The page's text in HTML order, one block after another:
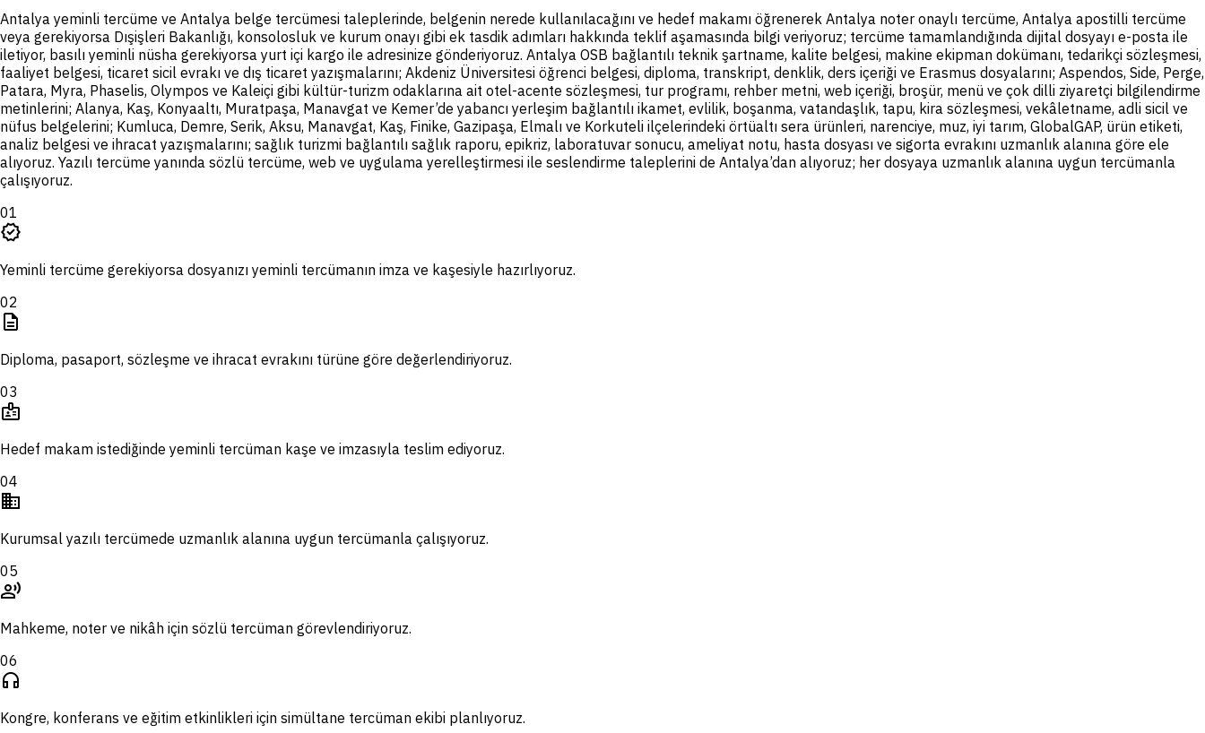
Antalya yeminli tercüme ve Antalya belge tercümesi taleplerinde, belgenin nerede kullanılacağını ve hedef makamı öğrenerek Antalya noter onaylı tercüme, Antalya apostilli tercüme
veya gerekiyorsa Dışişleri Bakanlığı, konsolosluk ve kurum onayı gibi ek tasdik adımları hakkında teklif aşamasında bilgi veriyoruz; tercüme tamamlandığında dijital dosyayı e-posta ile
iletiyor, basılı yeminli nüsha gerekiyorsa yurt içi kargo ile adresinize gönderiyoruz. Antalya OSB bağlantılı teknik şartname, kalite belgesi, makine ekipman dokümanı, tedarikçi sözleşmesi,
faaliyet belgesi, ticaret sicil evrakı ve dış ticaret yazışmalarını; Akdeniz Üniversitesi öğrenci belgesi, diploma, transkript, denklik, ders içeriği ve Erasmus dosyalarını; Aspendos, Side, Perge,
Patara, Myra, Phaselis, Olympos ve Kaleiçi gibi kültür-turizm odaklarına ait otel-acente sözleşmesi, tur programı, rehber metni, web içeriği, broşür, menü ve çok dilli ziyaretçi bilgilendirme
metinlerini; Alanya, Kaş, Konyaaltı, Muratpaşa, Manavgat ve Kemer’de yabancı yerleşim bağlantılı ikamet, evlilik, boşanma, vatandaşlık, tapu, kira sözleşmesi, vekâletname, adli sicil ve
nüfus belgelerini; Kumluca, Demre, Serik, Aksu, Manavgat, Kaş, Finike, Gazipaşa, Elmalı ve Korkuteli ilçelerindeki örtüaltı sera ürünleri, narenciye, muz, iyi tarım, GlobalGAP, ürün etiketi,
analiz belgesi ve ihracat yazışmalarını; sağlık turizmi bağlantılı sağlık raporu, epikriz, laboratuvar sonucu, ameliyat notu, hasta dosyası ve sigorta evrakını uzmanlık alanına göre ele
alıyoruz. Yazılı tercüme yanında sözlü tercüme, web ve uygulama yerelleştirmesi ile seslendirme taleplerini de Antalya’dan alıyoruz; her dosyaya uzmanlık alanına uygun tercümanla
çalışıyoruz.
01
verified
Yeminli tercüme gerekiyorsa dosyanızı yeminli tercümanın imza ve kaşesiyle hazırlıyoruz.
02
description
Diploma, pasaport, sözleşme ve ihracat evrakını türüne göre değerlendiriyoruz.
03
badge
Hedef makam istediğinde yeminli tercüman kaşe ve imzasıyla teslim ediyoruz.
04
domain
Kurumsal yazılı tercümede uzmanlık alanına uygun tercümanla çalışıyoruz.
05
record_voice_over
Mahkeme, noter ve nikâh için sözlü tercüman görevlendiriyoruz.
06
headphones
Kongre, konferans ve eğitim etkinlikleri için simültane tercüman ekibi planlıyoruz.